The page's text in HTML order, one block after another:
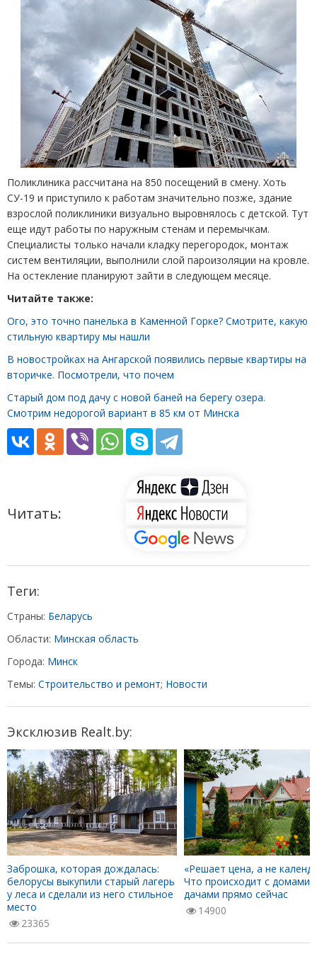
Поликлиника рассчитана на 850 посещений в смену. Хоть
СУ-19 и приступило к работам значительно позже, здание
взрослой поликлиники визуально выровнялось с детской. Тут
еще идут работы по наружным стенам и перемычкам.
Специалисты только начали кладку перегородок, монтаж
систем вентиляции, выполнили слой пароизоляции на кровле.
На остекление планируют зайти в следующем месяце.
Читайте также:
Ого, это точно панелька в Каменной Горке? Смотрите, какую
стильную квартиру мы нашли
В новостройках на Ангарской появились первые квартиры на
вторичке. Посмотрели, что почем
Старый дом под дачу с новой баней на берегу озера.
Смотрим недорогой вариант в 85 км от Минска
Читать:
Теги:
Страны: Беларусь
Области: Минская область
Города: Минск
Темы: Строительство и ремонт; Новости
Эксклюзив Realt.by:
Заброшка, которая дождалась:
белорусы выкупили старый лагерь
у леса и сделали из него стильное
место
23365
«Решает цена, а не
Что происходит с домами
дачами прямо сейчас
14900